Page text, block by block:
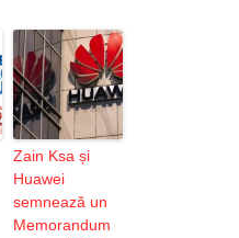
Zain Ksa și
Huawei
semnează un
Memorandum